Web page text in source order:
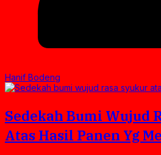
Hanif Bodeng
Sedekah Bumi Wujud
Atas Hasil Panen Yg